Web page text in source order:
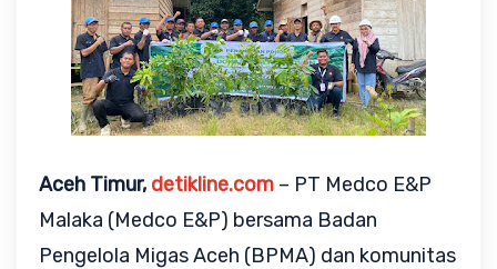
Aceh Timur, detikline.com – PT Medco E&P
Malaka (Medco E&P) bersama Badan
Pengelola Migas Aceh (BPMA) dan komunitas